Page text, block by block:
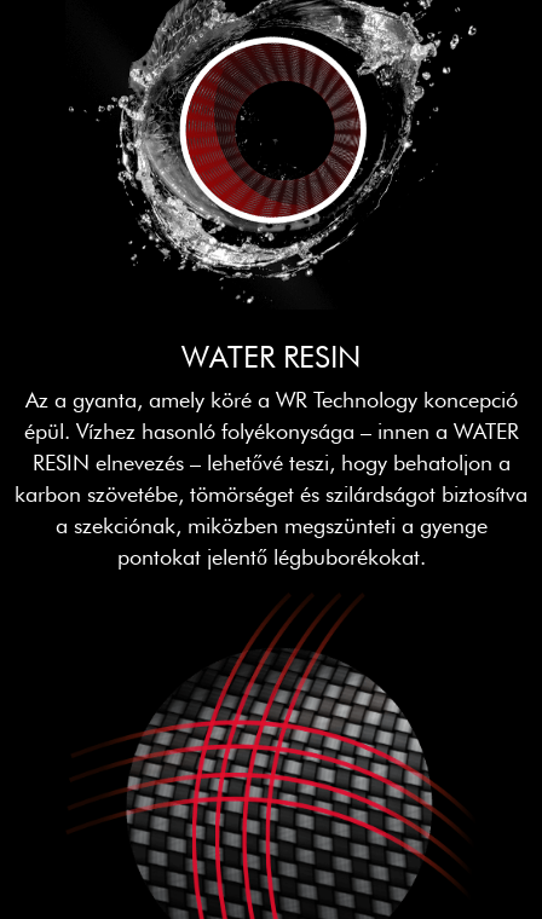
WATER RESIN
Az a gyanta, amely köré a WR Technology koncepció
épül. Vízhez hasonló folyékonysága – innen a WATER
RESIN elnevezés – lehetővé teszi, hogy behatoljon a
karbon szövetébe, tömörséget és szilárdságot biztosítva
a szekciónak, miközben megszünteti a gyenge
pontokat jelentő légbuborékokat.